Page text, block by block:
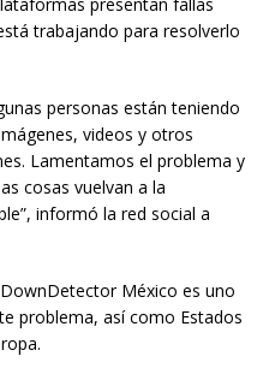
trabajando para resolverlo
personas están teniendo
videos y otros
Lamentamos el problema y
cosas vuelvan a la
informó la red social a
México es uno
problema, así como Estados